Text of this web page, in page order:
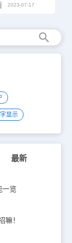
2023-07-17
显示
最新
一览
嘛！